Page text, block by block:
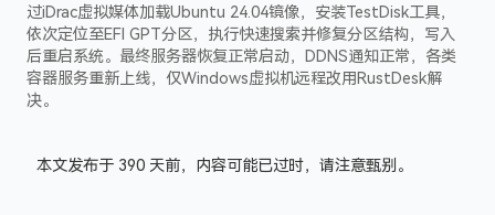
过iDrac虚拟媒体加载Ubuntu 24.04镜像，安装TestDisk工具，
依次定位至EFI GPT分区，执行快速搜索并修复分区结构，写入
后重启系统。最终服务器恢复正常启动，DDNS通知正常，各类
容器服务重新上线，仅Windows虚拟机远程改用RustDesk解
决。
本文发布于 390 天前，内容可能已过时，请注意甄别。